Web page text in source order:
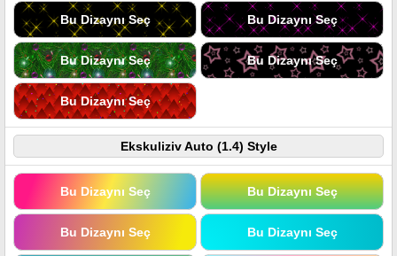
Bu Dizaynı Seç Bu Dizaynı Seç
Bu Dizaynı Seç Bu Dizaynı Seç
Bu Dizaynı Seç
Ekskuliziv Auto (1.4) Style
Bu Dizaynı Seç Bu Dizaynı Seç
Bu Dizaynı Seç Bu Dizaynı Seç